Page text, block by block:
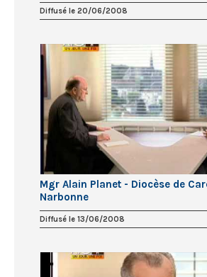
Diffusé le 20/06/2008
Mgr Alain Planet - Diocèse de
Narbonne
Diffusé le 13/06/2008